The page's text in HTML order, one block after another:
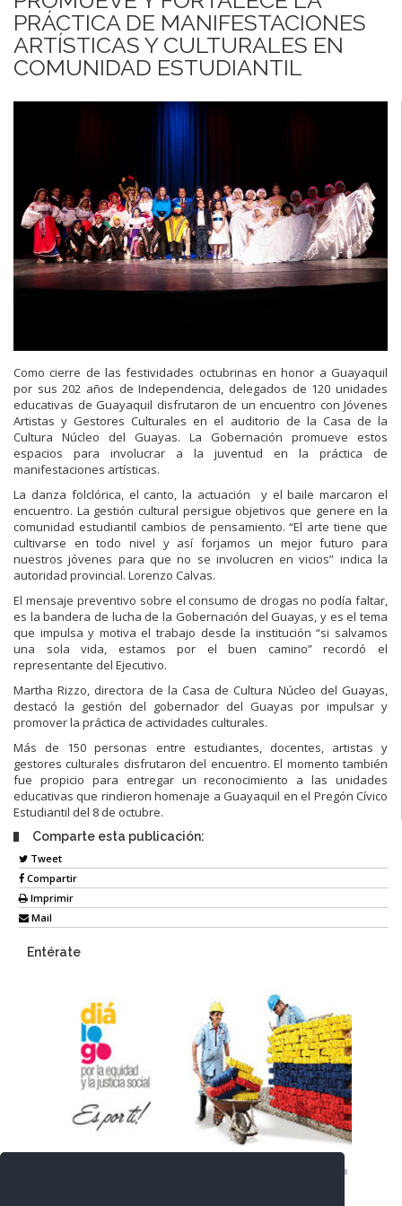
PRÁCTICA DE MANIFESTACIONES
ARTÍSTICAS Y CULTURALES EN
COMUNIDAD ESTUDIANTIL
Como cierre de las festividades octubrinas en honor a Guayaquil
por sus 202 años de Independencia, delegados de 120 unidades
educativas de Guayaquil disfrutaron de un encuentro con Jóvenes
Artistas y Gestores Culturales en el auditorio de la Casa de la
Cultura Núcleo del Guayas. La Gobernación promueve estos
espacios para involucrar a la juventud en la práctica de
manifestaciones artísticas.
La danza folclórica, el canto, la actuación y el baile marcaron el
encuentro. La gestión cultural persigue objetivos que genere en la
comunidad estudiantil cambios de pensamiento. “El arte tiene que
cultivarse en todo nivel y así forjamos un mejor futuro para
nuestros jóvenes para que no se involucren en vicios” indica la
autoridad provincial. Lorenzo Calvas.
El mensaje preventivo sobre el consumo de drogas no podía faltar,
es la bandera de lucha de la Gobernación del Guayas, y es el tema
que impulsa y motiva el trabajo desde la institución “si salvamos
una sola vida, estamos por el buen camino” recordó el
representante del Ejecutivo.
Martha Rizzo, directora de la Casa de Cultura Núcleo del Guayas,
destacó la gestión del gobernador del Guayas por impulsar y
promover la práctica de actividades culturales.
Más de 150 personas entre estudiantes, docentes, artistas y
gestores culturales disfrutaron del encuentro. El momento también
fue propicio para entregar un reconocimiento a las unidades
educativas que rindieron homenaje a Guayaquil en el Pregón Cívico
Estudiantil del 8 de octubre.
Comparte esta publicación:
Tweet
Compartir
Imprimir
Mail
Entérate